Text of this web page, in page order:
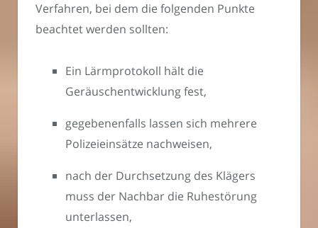
Verfahren, bei dem die folgenden Punkte
beachtet werden sollten:
Ein Lärmprotokoll hält die
Geräuschentwicklung fest,
gegebenenfalls lassen sich mehrere
Polizeieinsätze nachweisen,
nach der Durchsetzung des Klägers
muss der Nachbar die Ruhestörung
unterlassen,